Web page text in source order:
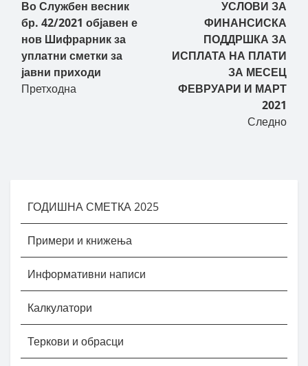
Во Службен весник
бр. 42/2021 објавен е
нов Шифрарник за
уплатни сметки за
јавни приходи
Претходна
УСЛОВИ ЗА
ФИНАНСИСКА
ПОДДРШКА ЗА
ИСПЛАТА НА ПЛАТИ
ЗА МЕСЕЦ
ФЕВРУАРИ И МАРТ
2021
Следно
ГОДИШНА СМЕТКА 2025
Примери и книжења
Информативни написи
Калкулатори
Теркови и обрасци